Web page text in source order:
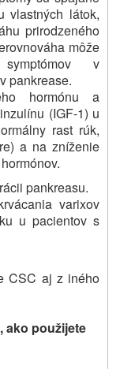
vlastných látok,
prirodzeného
môže
v
pankrease.
hormónu a
(IGF-1) u
rast rúk,
a na zníženie
pankreasu.
varixov
u pacientov s
CSC aj z iného
ako použijete